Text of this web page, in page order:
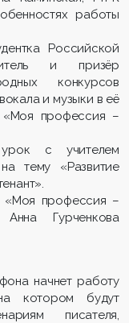
работы
Российской
и призёр
конкурсов
и музыки в её
«Моя профессия –
с учителем
тему «Развитие
«Моя профессия –
Гурченкова
начнет работу
котором будут
писателя,